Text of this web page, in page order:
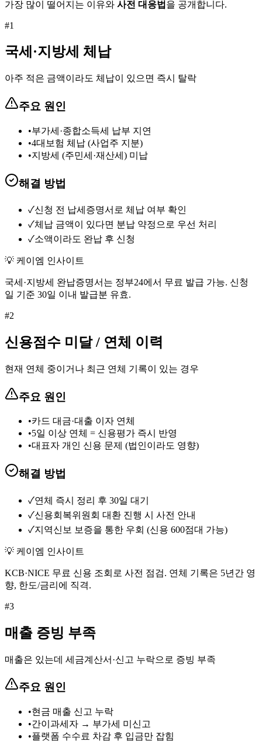
가장 많이 떨어지는 이유와 사전 대응법 을 공개합니다.
#1
국세·지방세 체납
아주 적은 금액이라도 체납이 있으면 즉시 탈락
주요 원인
•부가세·종합소득세 납부 지연
•4대보험 체납 (사업주 지분)
•지방세 (주민세·재산세) 미납
해결 방법
✓신청 전 납세증명서로 체납 여부 확인
✓체납 금액이 있다면 분납 약정으로 우선 처리
✓소액이라도 완납 후 신청
💡 케이엠 인사이트
국세·지방세 완납증명서는 정부24에서 무료 발급 가능. 신청
일 기준 30일 이내 발급분 유효.
#2
신용점수 미달 / 연체 이력
현재 연체 중이거나 최근 연체 기록이 있는 경우
주요 원인
•카드 대금·대출 이자 연체
•5일 이상 연체 = 신용평가 즉시 반영
•대표자 개인 신용 문제 (법인이라도 영향)
해결 방법
✓연체 즉시 정리 후 30일 대기
✓신용회복위원회 대환 진행 시 사전 안내
✓지역신보 보증을 통한 우회 (신용 600점대 가능)
💡 케이엠 인사이트
KCB·NICE 무료 신용 조회로 사전 점검. 연체 기록은 5년간 영
향, 한도/금리에 직격.
#3
매출 증빙 부족
매출은 있는데 세금계산서·신고 누락으로 증빙 부족
주요 원인
•현금 매출 신고 누락
•간이과세자 → 부가세 미신고
•플랫폼 수수료 차감 후 입금만 잡힘